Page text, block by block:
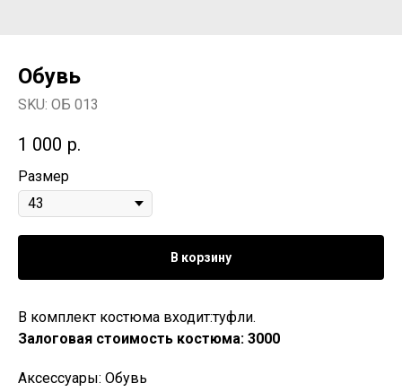
Обувь
SKU: ОБ 013
1 000 р.
Размер
В корзину
В комплект костюма входит:туфли.
Залоговая стоимость костюма: 3000
Аксессуары: Обувь